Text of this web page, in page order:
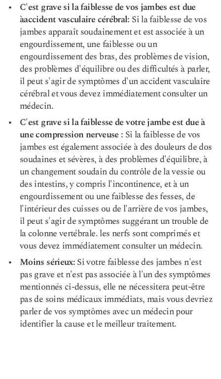
C'est grave si la faiblesse de vos jambes est due
àaccident vasculaire cérébral: Si la faiblesse de vos
jambes apparaît soudainement et est associée à un
engourdissement, une faiblesse ou un
engourdissement des bras, des problèmes de vision,
des problèmes d'équilibre ou des difficultés à parler,
il peut s'agir de symptômes d'un accident vasculaire
cérébral et vous devez immédiatement consulter un
médecin.
C'est grave si la faiblesse de votre jambe est due à
une compression nerveuse : Si la faiblesse de vos
jambes est également associée à des douleurs de dos
soudaines et sévères, à des problèmes d'équilibre, à
un changement soudain du contrôle de la vessie ou
des intestins, y compris l'incontinence, et à un
engourdissement ou une faiblesse des fesses, de
l'intérieur des cuisses ou de l'arrière de vos jambes,
il peut s'agir de symptômes suggérant un trouble de
la colonne vertébrale. les nerfs sont comprimés et
vous devez immédiatement consulter un médecin.
Moins sérieux:Si votre faiblesse des jambes n'est
pas grave et n'est pas associée à l'un des symptômes
mentionnés ci-dessus, elle ne nécessitera peut-être
pas de soins médicaux immédiats, mais vous devriez
parler de vos symptômes avec un médecin pour
identifier la cause et le meilleur traitement.